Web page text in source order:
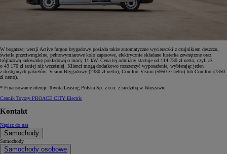
W bogatszej wersji Active furgon brygadowy posiada także automatyczne wycieraczki z czujnikiem deszczu,
światła przeciwmgielne, pełnowymiarowe koło zapasowe, elektrycznie składane lusterka zewnętrzne oraz
trójfazową ładowarkę pokładową o mocy 11 kW. Cena tej odmiany startuje od 114 730 zł netto, czyli aż
o 49 170 zł taniej niż wcześniej. Klienci mogą dodatkowo rozszerzyć wyposażenie, wybierając jeden
z dostępnych pakietów: Vision Brygadowy (2380 zł netto), Comfort Vision (5950 zł netto) lub Comfort (7350
zł netto).
* Finansowanie oferuje Toyota Leasing Polska Sp. z o.o. z siedzibą w Warszawie.
Cennik Toyoty PROACE CITY Electric
Kontakt
Napisz do nas
Samochody
Samochody
Samochody osobowe